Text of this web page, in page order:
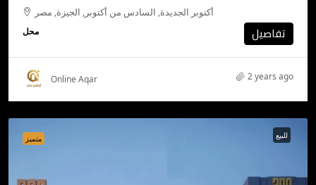
أكتوبر الجديدة, السادس من أكتوبر, الجيزة, مصر
محل تفاصيل
Online Aqar 2 years ago
متميز للبيع